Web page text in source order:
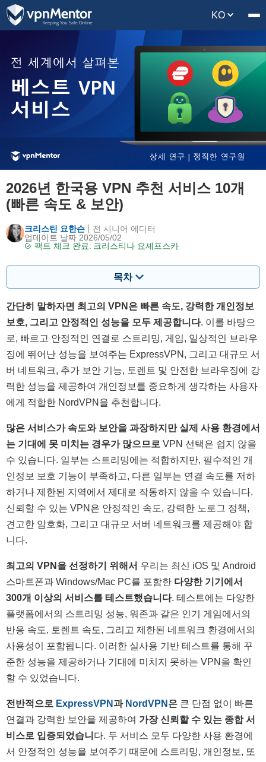
KO
2026년 한국용 VPN 추천 서비스 10개
(빠른 속도 & 보안)
크리스틴 요한슨
업데이트 날짜 2026/05/02
팩트 체크 완료: 크리스티나 요셰프스카
전 시니어 에디터
목차
간단히 말하자면 최고의 VPN은 빠른 속도, 강력한 개인정보
보호, 그리고 안정적인 성능을 모두 제공합니다. 이를 바탕으
로, 빠르고 안정적인 연결로 스트리밍, 게임, 일상적인 브라우
징에 뛰어난 성능을 보여주는 ExpressVPN, 그리고 대규모 서
버 네트워크, 추가 보안 기능, 토렌트 및 안전한 브라우징에 강
력한 성능을 제공하여 개인정보를 중요하게 생각하는 사용자
에게 적합한 NordVPN을 추천합니다.
많은 서비스가 속도와 보안을 과장하지만 실제 사용 환경에서
는 기대에 못 미치는 경우가 많으므로 VPN 선택은 쉽지 않을
수 있습니다. 일부는 스트리밍에는 적합하지만, 필수적인 개
인정보 보호 기능이 부족하고, 다른 일부는 연결 속도를 저하
하거나 제한된 지역에서 제대로 작동하지 않을 수 있습니다.
신뢰할 수 있는 VPN은 안정적인 속도, 강력한 노로그 정책,
견고한 암호화, 그리고 대규모 서버 네트워크를 제공해야 합
니다.
최고의 VPN을 선정하기 위해서 우리는 최신 iOS 및 Android
스마트폰과 Windows/Mac PC를 포함한 다양한 기기에서
300개 이상의 서비스를 테스트했습니다. 테스트에는 다양한
플랫폼에서의 스트리밍 성능, 워존과 같은 인기 게임에서의
반응 속도, 토렌트 속도, 그리고 제한된 네트워크 환경에서의
사용성이 포함됩니다. 이러한 실사용 기반 테스트를 통해 꾸
준한 성능을 제공하거나 기대에 미치지 못하는 VPN을 확인
할 수 있었습니다.
전반적으로 ExpressVPN과 NordVPN 은 큰 단점 없이 빠른
연결과 강력한 보안을 제공하여 가장 신뢰할 수 있는 종합 서
비스로 입증되었습니 다. 두 서비스 모두 다양한 사용 환경에
서 안정적인 성능을 보여주기 때문에 스트리밍, 개인정보, 또